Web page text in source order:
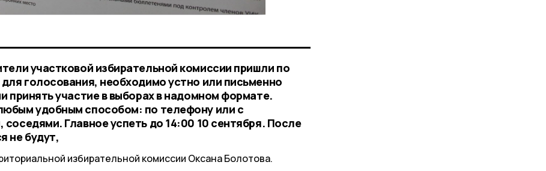
участковой избирательной комиссии пришли по
голосования, необходимо устно или письменно
принять участие в выборах в надомном формате.
удобным способом: по телефону или с
Главное успеть до 14:00 10 сентября. После
не будут,
избирательной комиссии Оксана Болотова.